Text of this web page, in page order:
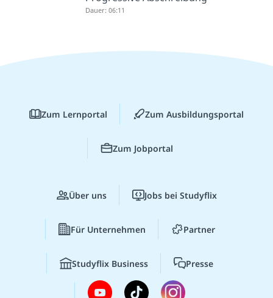
Dauer: 06:11
Zum Lernportal Zum Ausbildungsportal
Zum Jobportal
Über uns Jobs bei Studyflix
Für Unternehmen Partner
Studyflix Business Presse